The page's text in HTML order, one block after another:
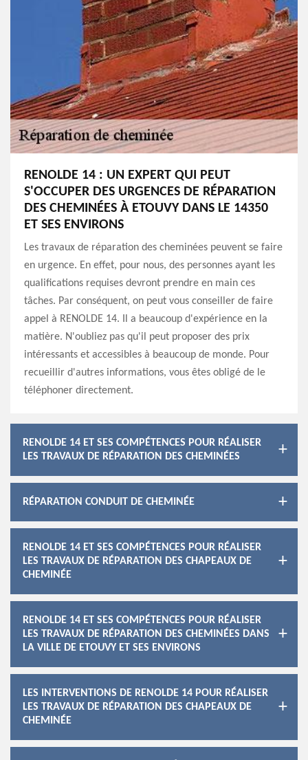
RENOLDE 14 : UN EXPERT QUI PEUT
S'OCCUPER DES URGENCES DE RÉPARATION
DES CHEMINÉES À ETOUVY DANS LE 14350
ET SES ENVIRONS
Les travaux de réparation des cheminées peuvent se faire
en urgence. En effet, pour nous, des personnes ayant les
qualifications requises devront prendre en main ces
tâches. Par conséquent, on peut vous conseiller de faire
appel à RENOLDE 14. Il a beaucoup d'expérience en la
matière. N'oubliez pas qu'il peut proposer des prix
intéressants et accessibles à beaucoup de monde. Pour
recueillir d'autres informations, vous êtes obligé de le
téléphoner directement.
RENOLDE 14 ET SES COMPÉTENCES POUR RÉALISER
LES TRAVAUX DE RÉPARATION DES CHEMINÉES
RÉPARATION CONDUIT DE CHEMINÉE
RENOLDE 14 ET SES COMPÉTENCES POUR RÉALISER
LES TRAVAUX DE RÉPARATION DES CHAPEAUX DE
CHEMINÉE
RENOLDE 14 ET SES COMPÉTENCES POUR RÉALISER
LES TRAVAUX DE RÉPARATION DES CHEMINÉES DANS
LA VILLE DE ETOUVY ET SES ENVIRONS
LES INTERVENTIONS DE RENOLDE 14 POUR RÉALISER
LES TRAVAUX DE RÉPARATION DES CHAPEAUX DE
CHEMINÉE